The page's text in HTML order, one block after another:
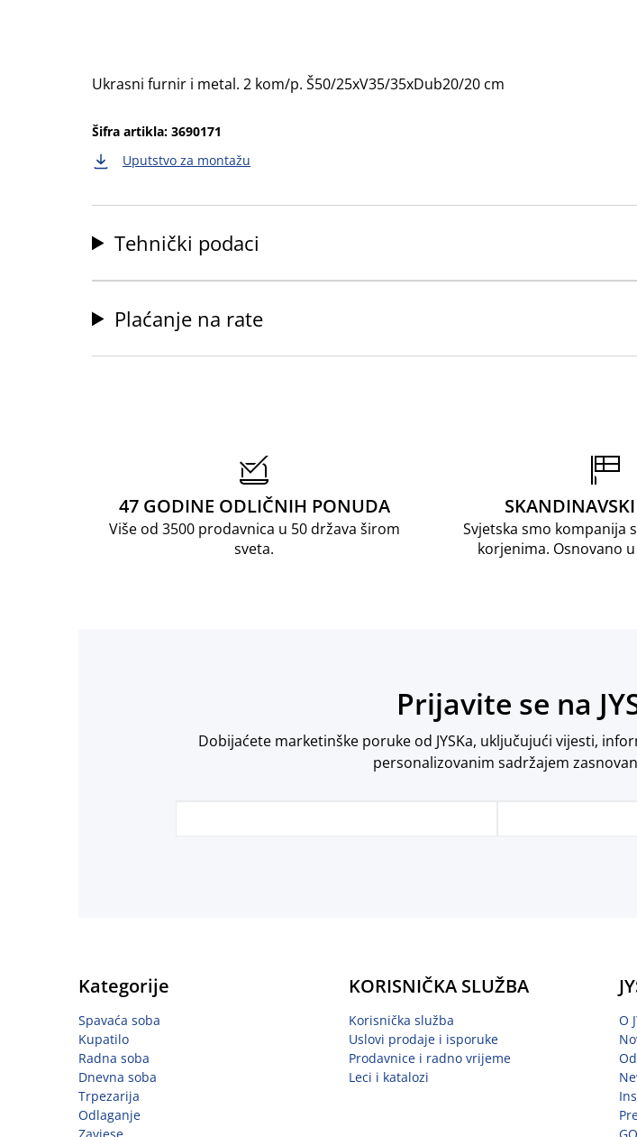
Ukrasni furnir i metal. 2 kom/p. Š50/25xV35/35xDub20/20 cm
Šifra artikla: 3690171
Uputstvo za montažu
Tehnički podaci
Plaćanje na rate
47 GODINE ODLIČNIH PONUDA
Više od 3500 prodavnica u 50 država širom
sveta.
Svjetska smo kompanija
korjenima. Osnovano
Prijavite se na
Dobijaćete marketinške poruke od JYSKa, uključujući vijesti,
personalizovanim sadržajem
Kategorije
Spavaća soba
Kupatilo
Radna soba
Dnevna soba
Trpezarija
Odlaganje
KORISNIČKA SLUŽBA
Korisnička služba
Uslovi prodaje i isporuke
Prodavnice i radno vrijeme
Leci i katalozi
O